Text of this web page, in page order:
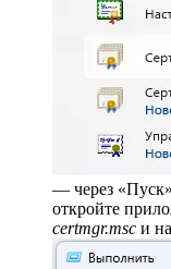
— через
откройте
certmgr.msc и